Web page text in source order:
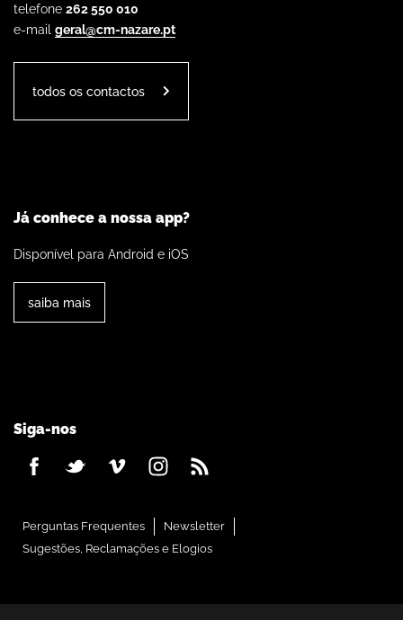
telefone 262 550 010
e-mail geral@cm-nazare.pt
todos os contactos
Já conhece a nossa app?
Disponível para Android e iOS
saiba mais
Siga-nos
Perguntas Frequentes
Newsletter
Sugestões, Reclamações e Elogios